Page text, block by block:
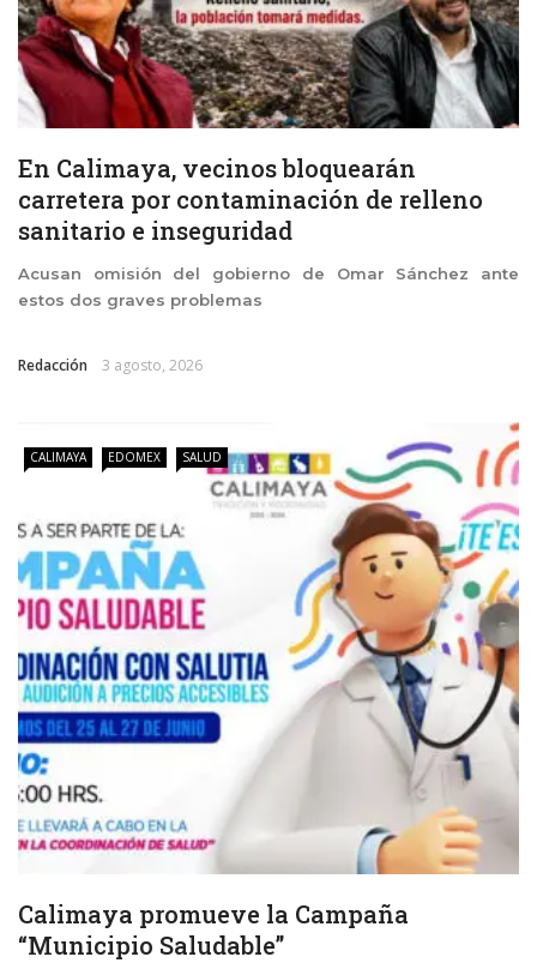
En Calimaya, vecinos bloquearán
carretera por contaminación de relleno
sanitario e inseguridad
Acusan omisión del gobierno de Omar Sánchez ante
estos dos graves problemas
Redacción 3 agosto, 2026
CALIMAYA EDOMEX SALUD
Calimaya promueve la Campaña
“Municipio Saludable”